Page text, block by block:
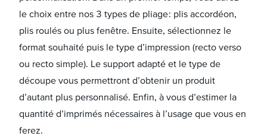
le choix entre nos 3 types de pliage : plis accordéon,
plis roulés ou plus fenêtre. Ensuite, sélectionnez le
format souhaité puis le type d’impression (recto verso
ou recto simple). Le support adapté et le type de
découpe vous permettront d’obtenir un produit
d’autant plus personnalisé. Enfin, à vous d’estimer la
quantité d’imprimés nécessaires à l’usage que vous en
ferez.